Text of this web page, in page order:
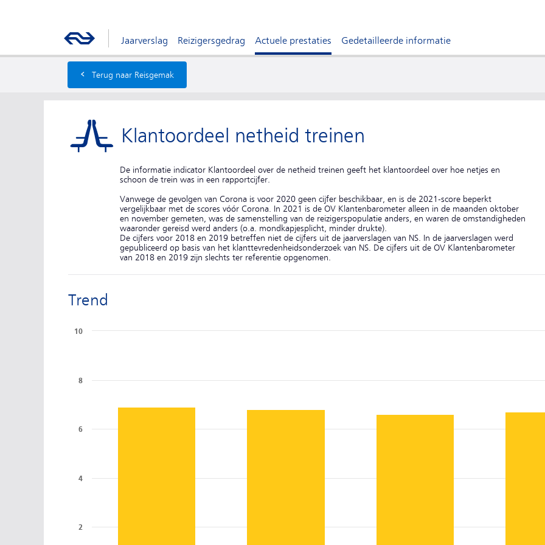
Jaarverslag Reizigersgedrag Actuele prestaties Gedetailleerde informatie
‹ Terug naar Reisgemak
Klantoordeel netheid treinen
De informatie indicator Klantoordeel over de netheid treinen geeft het klantoordeel over hoe netjes en
schoon de trein was in een rapportcijfer.
Vanwege de gevolgen van Corona is voor 2020 geen cijfer beschikbaar, en is de 2021-score beperkt
vergelijkbaar met de scores vóór Corona. In 2021 is de OV Klantenbarometer alleen in de maanden oktober
en november gemeten, was de samenstelling van de reizigerspopulatie anders, en waren de omstandigheden
waaronder gereisd werd anders (o.a. mondkapjesplicht, minder drukte).
De cijfers voor 2018 en 2019 betreffen niet de cijfers uit de jaarverslagen van NS. In de jaarverslagen werd
gepubliceerd op basis van het klanttevredenheidsonderzoek van NS. De cijfers uit de OV Klantenbarometer
van 2018 en 2019 zijn slechts ter referentie opgenomen.
Trend
2
4
6
8
10